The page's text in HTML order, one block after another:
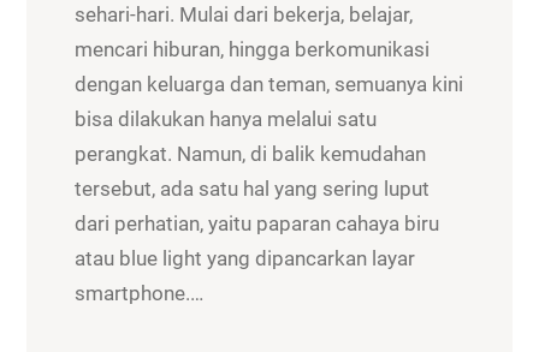
sehari-hari. Mulai dari bekerja, belajar,
mencari hiburan, hingga berkomunikasi
dengan keluarga dan teman, semuanya kini
bisa dilakukan hanya melalui satu
perangkat. Namun, di balik kemudahan
tersebut, ada satu hal yang sering luput
dari perhatian, yaitu paparan cahaya biru
atau blue light yang dipancarkan layar
smartphone.…